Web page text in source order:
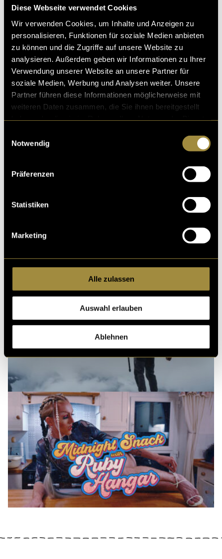
Diese Webseite verwendet Cookies
Wir verwenden Cookies, um Inhalte und Anzeigen zu
personalisieren, Funktionen für soziale Medien anbieten
zu können und die Zugriffe auf unsere Website zu
analysieren. Außerdem geben wir Informationen zu Ihrer
Verwendung unserer Website an unsere Partner für
soziale Medien, Werbung und Analysen weiter. Unsere
Partner führen diese Informationen möglicherweise mit
weiteren Daten zusammen, die Sie ihnen bereitgestellt
Notwendig
Präferenzen
Statistiken
Marketing
Alle zulassen
Auswahl erlauben
Ablehnen
(eli)
Kritik